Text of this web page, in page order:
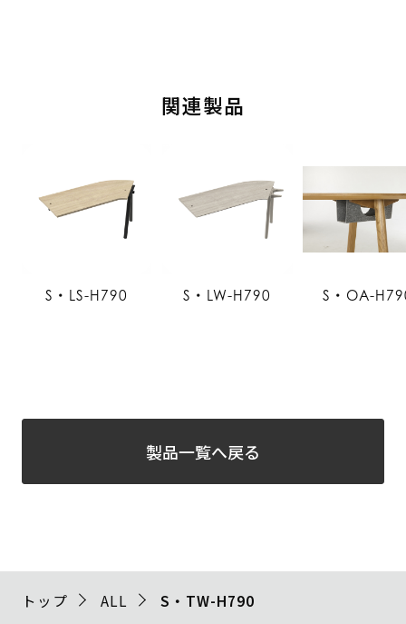
関連製品
S・LS-H790 S・LW-H790 S・OA-
製品一覧へ戻る
トップ ALL S・TW-H790